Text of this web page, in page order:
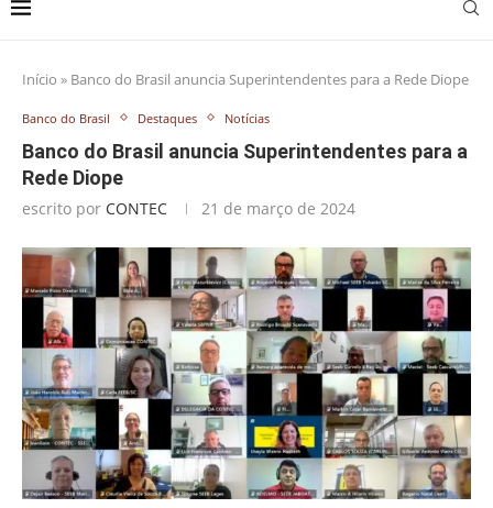
Início » Banco do Brasil anuncia Superintendentes para a Rede Diope
Banco do Brasil Destaques Notícias
Banco do Brasil anuncia Superintendentes para a
Rede Diope
escrito por CONTEC 21 de março de 2024